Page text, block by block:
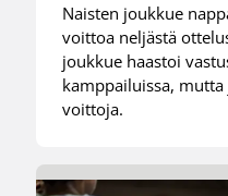
Naisten joukkue
voittoa neljästä
joukkue haastoi
kamppailuissa,
voittoja.